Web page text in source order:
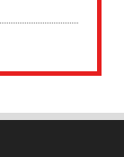
खांदे यांचे